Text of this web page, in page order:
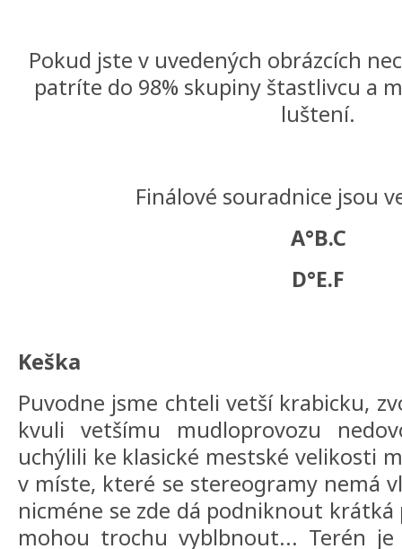
Pokud jste v uvedených obrázcích
patríte do 98% skupiny štastlivcu a
luštení.
Finálové souradnice jsou
A°B.C
D°E.F
Keška
Puvodne jsme chteli vetší krabicku,
kvuli vetšímu mudloprovozu
uchýlili ke klasické mestské velikosti
v míste, které se stereogramy nemá
nicméne se zde dá podniknout krátká
mohou trochu vyblbnout... Terén je